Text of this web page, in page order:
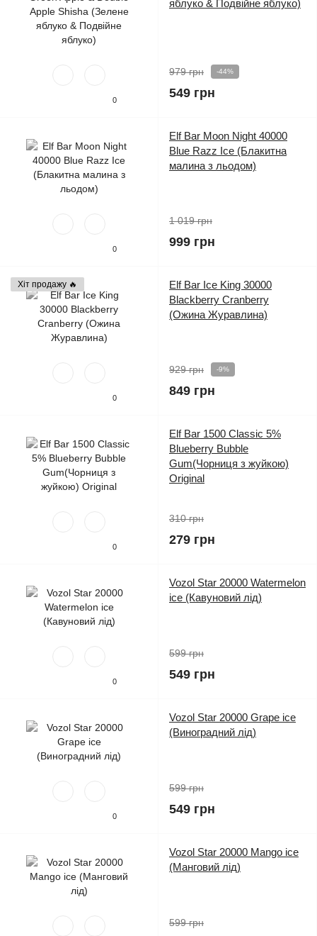
0
яблуко & Подвійне яблуко)
979 грн -44%
549 грн
0
Elf Bar Moon Night 40000
Blue Razz Ice (Блакитна
малина з льодом)
1 019 грн
999 грн
Хіт продажу 🔥
0
Elf Bar Ice King 30000
Blackberry Cranberry
(Ожина Журавлина)
929 грн -9%
849 грн
0
Elf Bar 1500 Classic 5%
Blueberry Bubble
Gum(Чорниця з жуйкою)
Original
310 грн
279 грн
0
Vozol Star 20000 Watermelon
ice (Кавуновий лід)
599 грн
549 грн
0
Vozol Star 20000 Grape ice
(Виноградний лід)
599 грн
549 грн
Vozol Star 20000 Mango ice
(Манговий лід)
599 грн